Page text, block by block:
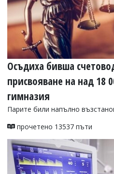
Осъдиха бивша
присвояване на над 18
гимназия
Парите били напълно
прочетено 13537 пъти